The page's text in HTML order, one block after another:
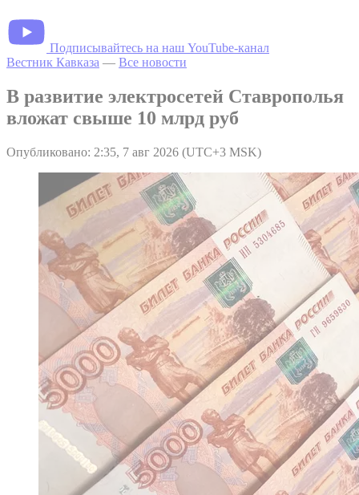
Подписывайтесь на наш YouTube-канал
Вестник Кавказа — Все новости
В развитие электросетей Ставрополья
вложат свыше 10 млрд руб
Опубликовано: 2:35, 7 авг 2026 (UTC+3 MSK)